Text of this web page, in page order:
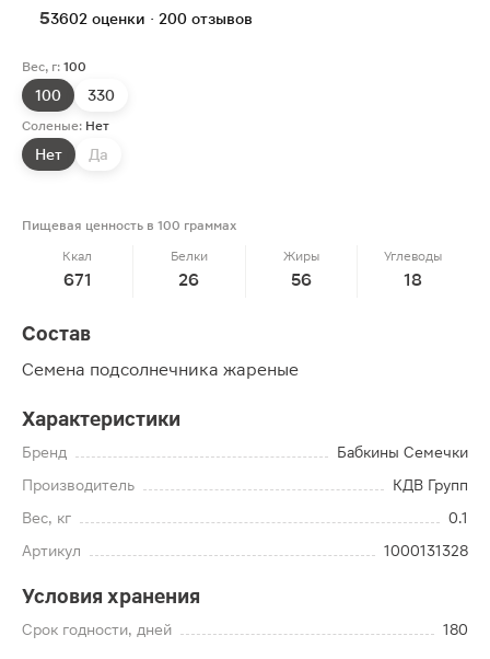
53602 оценки · 200 отзывов
Вес, г: 100
100 330
Соленые: Нет
Нет Да
Пищевая ценность в 100 граммах
Ккал
671
Белки
26
Жиры
56
Углеводы
18
Состав
Семена подсолнечника жареные
Характеристики
Бренд
Бабкины Семечки
Производитель
КДВ Групп
Вес, кг
0.1
Артикул
1000131328
Условия хранения
Срок годности, дней 180